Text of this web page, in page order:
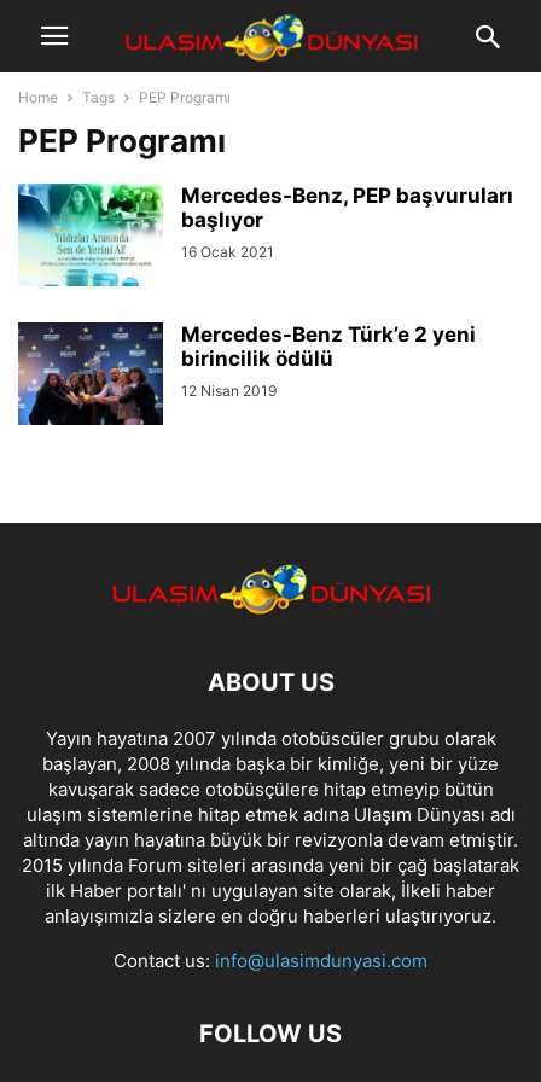
Home Tags PEP Programı
PEP Programı
Mercedes-Benz, PEP başvuruları
başlıyor
16 Ocak 2021
Mercedes-Benz Türk’e 2 yeni
birincilik ödülü
12 Nisan 2019
ABOUT US
Yayın hayatına 2007 yılında otobüscüler grubu olarak
başlayan, 2008 yılında başka bir kimliğe, yeni bir yüze
kavuşarak sadece otobüsçülere hitap etmeyip bütün
ulaşım sistemlerine hitap etmek adına Ulaşım Dünyası adı
altında yayın hayatına büyük bir revizyonla devam etmiştir.
2015 yılında Forum siteleri arasında yeni bir çağ başlatarak
ilk Haber portalı' nı uygulayan site olarak, İlkeli haber
anlayışımızla sizlere en doğru haberleri ulaştırıyoruz.
Contact us: info@ulasimdunyasi.com
FOLLOW US